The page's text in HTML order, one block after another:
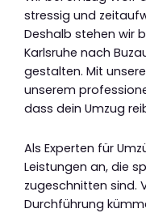
stressig und
Deshalb stehen wir
Karlsruhe nach
gestalten. Mit
unserem
dass dein Umzug
Als Experten für
Leistungen an, die
zugeschnitten sind.
Durchführung